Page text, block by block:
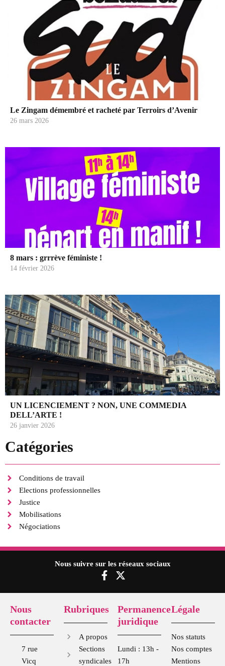
Catégories
Conditions de travail
Elections professionnelles
Justice
Mobilisations
Négociations
Le Zingam démembré et racheté par Terroirs d’Avenir
26 mars 2026
8 mars : grrrève féministe !
14 février 2026
UN LICENCIEMENT ? NON, UNE COMMEDIA
DELL’ARTE !
26 janvier 2026
Nous suivre sur les réseaux sociaux
F
a
c
b
o
o
-
f
X
-
t
i
t
t
r
Nous
contacter
7 rue
Vicq
Rubriques
A propos
Sections
syndicales
Permanence
juridique
Lundi : 13h -
17h
Légale
Nos statuts
Nos comptes
Mentions